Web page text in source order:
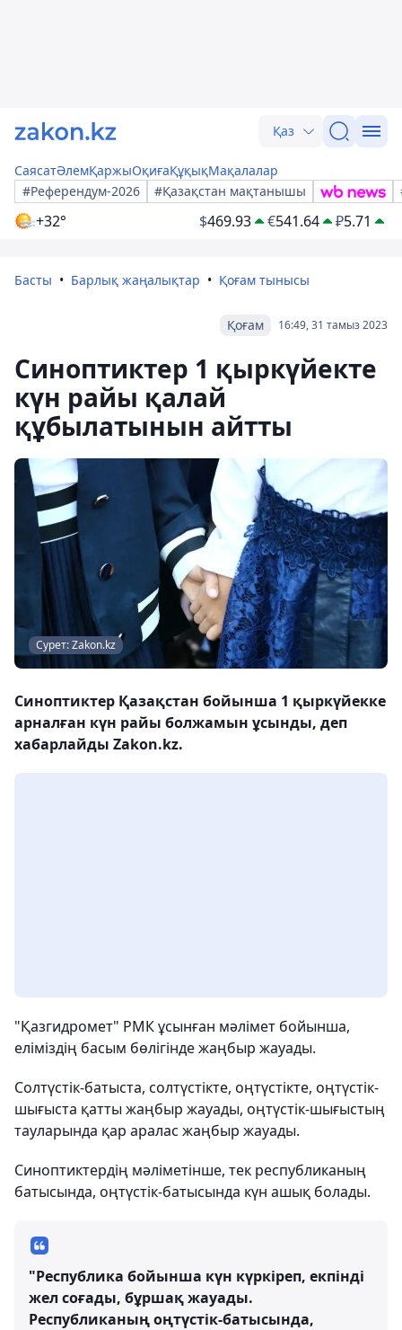
Қаз
СаясатӘлемҚаржыОқиғаҚұқықМақалалар
#Референдум-2026
#Қазақстан мақтанышы
+32° $469.93 €541.64 ₽5.71
Басты Барлық жаңалықтар Қоғам тынысы
16:49, 31 тамыз 2023
Қоғам
Синоптиктер 1 қыркүйекте
күн райы қалай
құбылатынын айтты
Сурет: Zakon.kz
Синоптиктер Қазақстан бойынша 1 қыркүйекке
арналған күн райы болжамын ұсынды, деп
хабарлайды Zakon.kz.
"Қазгидромет" РМК ұсынған мәлімет бойынша,
еліміздің басым бөлігінде жаңбыр жауады.
Солтүстік-батыста, солтүстікте, оңтүстікте, оңтүстік-
шығыста қатты жаңбыр жауады, оңтүстік-шығыстың
тауларында қар аралас жаңбыр жауады.
Синоптиктердің мәліметінше, тек республиканың
батысында, оңтүстік-батысында күн ашық болады.
"Республика бойынша күн күркіреп, екпінді
жел соғады, бұршақ жауады.
Республиканың оңтүстік-батысында,